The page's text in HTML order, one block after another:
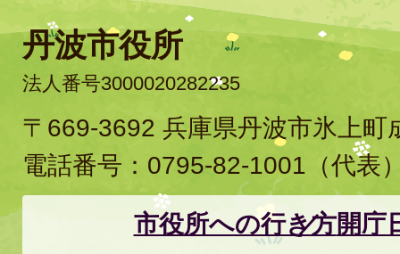
丹波市役所
法人番号3000020282235
〒669-3692 兵庫県丹波市氷上町
電話番号： 0795-82-1001 （代表
市役所への行き方開庁